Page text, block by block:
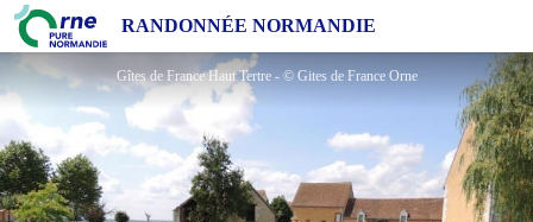
RANDONNÉE NORMANDIE
Gîtes de France Haut Tertre
Gîtes de France Haut Tertre - © Gites de France Orne